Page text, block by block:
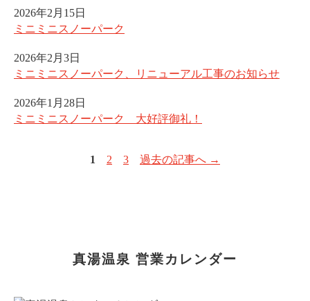
2026年2月15日
ミニミニスノーパーク
2026年2月3日
ミニミニスノーパーク、リニューアル工事のお知らせ
2026年1月28日
ミニミニスノーパーク 大好評御礼！
1 2 3 過去の記事へ →
真湯温泉 営業カレンダー